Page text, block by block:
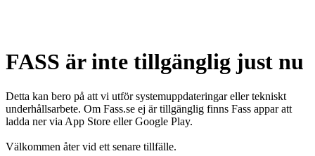
FASS är inte tillgänglig just nu
Detta kan bero på att vi utför systemuppdateringar eller tekniskt
underhållsarbete. Om Fass.se ej är tillgänglig finns Fass appar att
ladda ner via App Store eller Google Play.
Välkommen åter vid ett senare tillfälle.